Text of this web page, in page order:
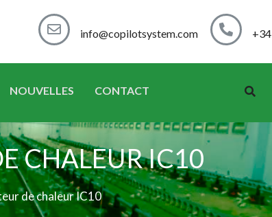
info@copilotsystem.com
NOUVELLES CONTACT
CHALEUR IC10
de chaleur IC10